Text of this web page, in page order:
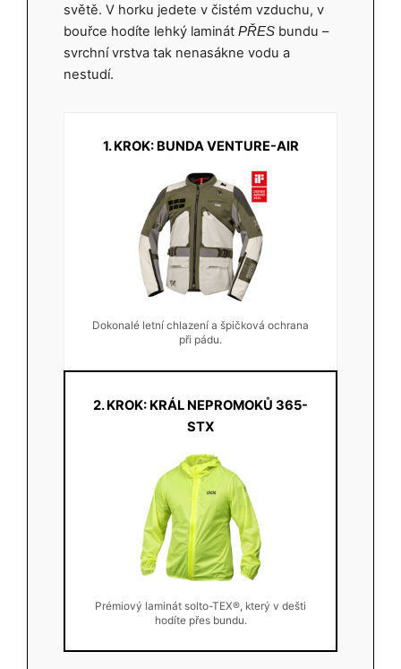
světě. V horku jedete v čistém vzduchu, v
bouřce hodíte lehký laminát PŘES bundu –
svrchní vrstva tak nenasákne vodu a
nestudí.
1. KROK: BUNDA VENTURE-AIR
Dokonalé letní chlazení a špičková ochrana
při pádu.
2. KROK: KRÁL NEPROMOKŮ 365-
STX
Prémiový laminát solto-TEX®, který v dešti
hodíte přes bundu.